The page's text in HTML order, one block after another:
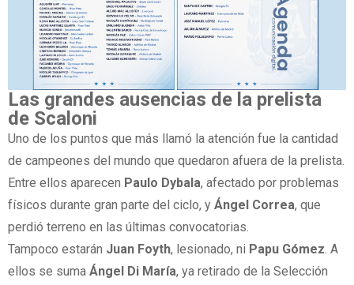
Las grandes ausencias de la prelista
de Scaloni
Uno de los puntos que más llamó la atención fue la cantidad
de campeones del mundo que quedaron afuera de la prelista.
Entre ellos aparecen Paulo Dybala, afectado por problemas
físicos durante gran parte del ciclo, y Ángel Correa, que
perdió terreno en las últimas convocatorias.
Tampoco estarán Juan Foyth, lesionado, ni Papu Gómez. A
ellos se suma Ángel Di María, ya retirado de la Selección